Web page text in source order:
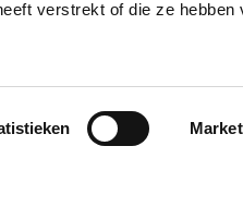
verstrekt of die ze hebben
ByDMWS-RSS-feed
watersport webshop
!9,0- Ratings
Ja Nee